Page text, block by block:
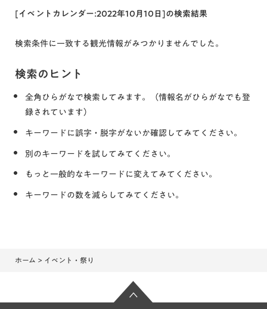
[イベントカレンダー:2022年10月10日]の検索結果
検索条件に一致する観光情報がみつかりませんでした。
検索のヒント
全角ひらがなで検索してみます。（情報名がひらがなでも登
録されています）
キーワードに誤字・脱字がないか確認してみてください。
別のキーワードを試してみてください。
もっと一般的なキーワードに変えてみてください。
キーワードの数を減らしてみてください。
ホーム > イベント・祭り